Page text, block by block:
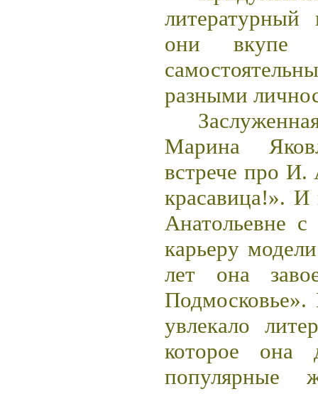
они вкупе
разными
Марина
встрече про И.
красавица!».
Анатольевне
карьеру
лет она
увлекало
которое она
популярные